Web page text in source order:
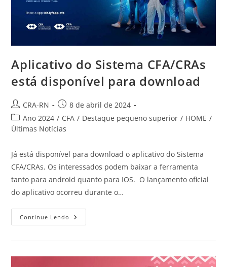
Aplicativo do Sistema CFA/CRAs
está disponível para download
Autor
do
post:
CRA-RN
Post
publicado:
8 de abril de 2024
Categoria
do
Ano 2024 / CFA / Destaque pequeno superior / HOME /
Últimas Notícias
Já está disponível para download o aplicativo do Sistema
CFA/CRAs. Os interessados podem baixar a ferramenta
tanto para android quanto para IOS. O lançamento oficial
do aplicativo ocorreu durante o…
Continue Lendo Aplicativo
Do
Para